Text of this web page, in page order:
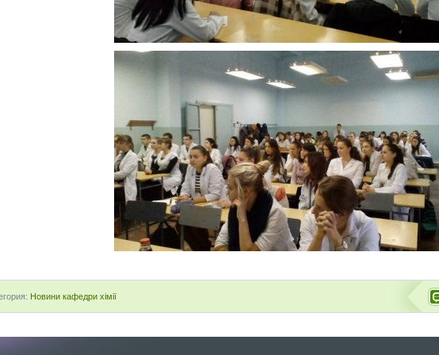
Новини кафедри хімії